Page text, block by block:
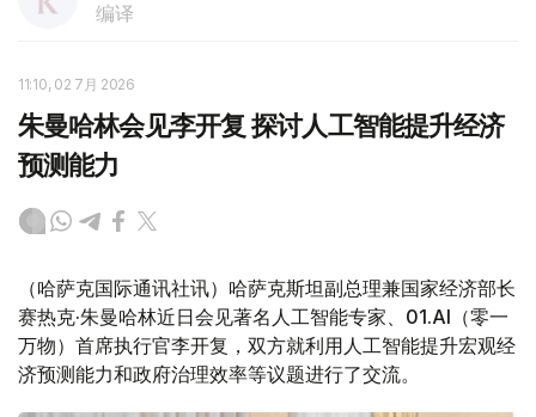
编译
11:10, 02 7月 2026
朱曼哈林会见李开复 探讨人工智能提升经济
预测能力
（哈萨克国际通讯社讯）哈萨克斯坦副总理兼国家经济部长
赛热克·朱曼哈林近日会见著名人工智能专家、01.AI （零一
万物）首席执行官李开复，双方就利用人工智能提升宏观经
济预测能力和政府治理效率等议题进行了交流。